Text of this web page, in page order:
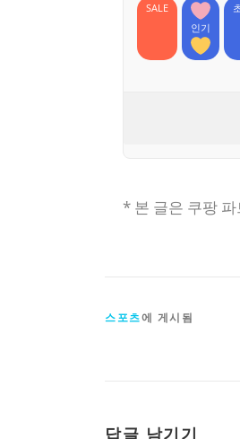
SALE
인기
* 본 글은 쿠팡
스포츠에 게시됨
답글 남기기